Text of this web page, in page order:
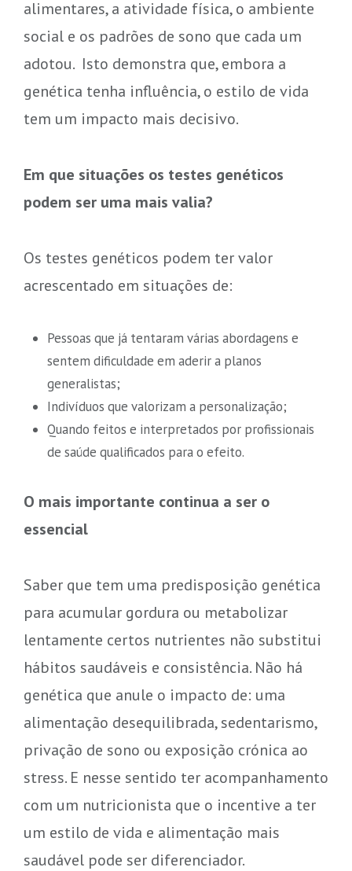
alimentares, a atividade física, o ambiente
social e os padrões de sono que cada um
adotou. Isto demonstra que, embora a
genética tenha influência, o estilo de vida
tem um impacto mais decisivo.
Em que situações os testes genéticos
podem ser uma mais valia?
Os testes genéticos podem ter valor
acrescentado em situações de:
Pessoas que já tentaram várias abordagens e
sentem dificuldade em aderir a planos
generalistas;
Indivíduos que valorizam a personalização;
Quando feitos e interpretados por profissionais
de saúde qualificados para o efeito.
O mais importante continua a ser o
essencial
Saber que tem uma predisposição genética
para acumular gordura ou metabolizar
lentamente certos nutrientes não substitui
hábitos saudáveis e consistência. Não há
genética que anule o impacto de: uma
alimentação desequilibrada, sedentarismo,
privação de sono ou exposição crónica ao
stress. E nesse sentido ter acompanhamento
com um nutricionista que o incentive a ter
um estilo de vida e alimentação mais
saudável pode ser diferenciador.